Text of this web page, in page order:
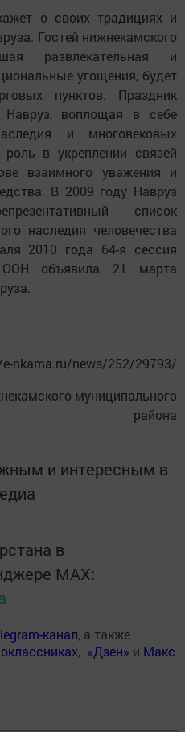
о своих традициях и
Гостей нижнекамского
развлекательная и
угощения, будет
пунктов. Праздник
Навруз, воплощая в себе
и многовековых
в укреплении связей
взаимного уважения и
В 2009 году Навруз
список
наследия человечества
2010 года 64-я сессия
ООН объявила 21 марта
nkama.ru/news/252/29793/
муниципального
района
и интересным в
в
MАХ:
канал, а также
, «Дзен» и Макс